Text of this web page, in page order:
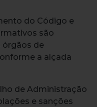
do Código e
são
órgãos de
a alçada
de Administração
e sanções